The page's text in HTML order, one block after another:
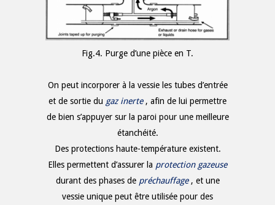
Fig.4. Purge d’une pièce en T.
On peut incorporer à la vessie les tubes d’entrée
et de sortie du gaz inerte , afin de lui permettre
de bien s’appuyer sur la paroi pour une meilleure
étanchéité.
Des protections haute-température existent.
Elles permettent d’assurer la protection gazeuse
durant des phases de préchauffage , et une
vessie unique peut être utilisée pour des